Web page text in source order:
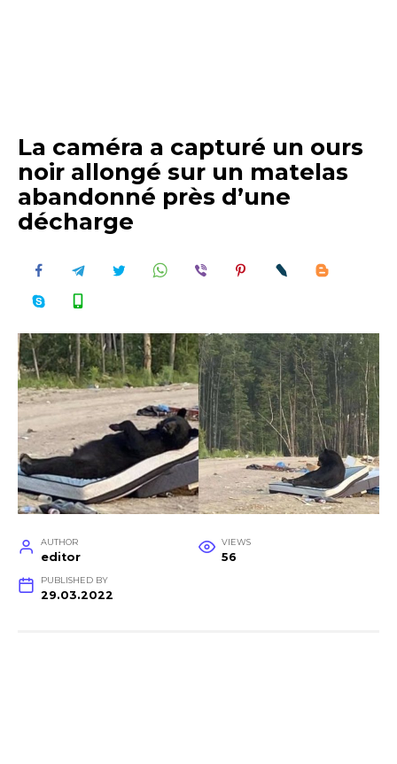
La caméra a capturé un ours
noir allongé sur un matelas
abandonné près d’une
décharge
AUTHOR
editor
VIEWS
56
PUBLISHED BY
29.03.2022